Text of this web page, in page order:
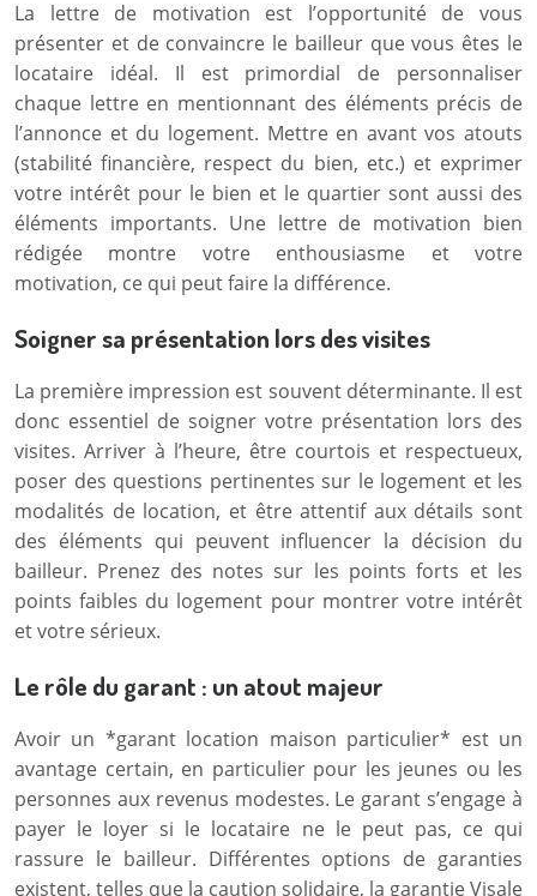
La lettre de motivation est l’opportunité de vous
présenter et de convaincre le bailleur que vous êtes le
locataire idéal. Il est primordial de personnaliser
chaque lettre en mentionnant des éléments précis de
l’annonce et du logement. Mettre en avant vos atouts
(stabilité financière, respect du bien, etc.) et exprimer
votre intérêt pour le bien et le quartier sont aussi des
éléments importants. Une lettre de motivation bien
rédigée montre votre enthousiasme et votre
motivation, ce qui peut faire la différence.
Soigner sa présentation lors des visites
La première impression est souvent déterminante. Il est
donc essentiel de soigner votre présentation lors des
visites. Arriver à l’heure, être courtois et respectueux,
poser des questions pertinentes sur le logement et les
modalités de location, et être attentif aux détails sont
des éléments qui peuvent influencer la décision du
bailleur. Prenez des notes sur les points forts et les
points faibles du logement pour montrer votre intérêt
et votre sérieux.
Le rôle du garant : un atout majeur
Avoir un *garant location maison particulier* est un
avantage certain, en particulier pour les jeunes ou les
personnes aux revenus modestes. Le garant s’engage à
payer le loyer si le locataire ne le peut pas, ce qui
rassure le bailleur. Différentes options de garanties
existent, telles que la caution solidaire, la garantie Visale